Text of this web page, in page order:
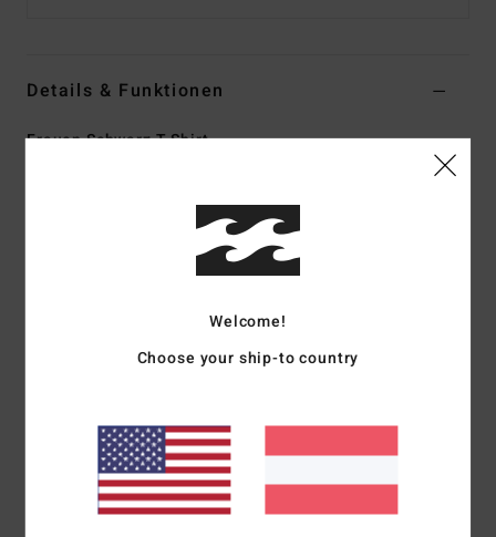
Details & Funktionen
Frauen Schwarz T-Shirt
Materialzusammensetzung:70 % BCI-Baumwolle, 30 %
Regular Fit
Rundhalsausschnitt
Zusammensetzung[Hauptstoff] 70 % Baumwolle, 30 %
recycelte Baumwolle
Welcome!
Choose your ship-to country